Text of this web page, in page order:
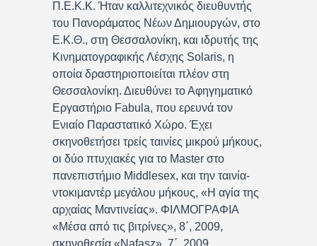
Π.Ε.Κ.Κ. Ήταν καλλιτεχνικός διευθυντής
του Πανοράματος Νέων Δημιουργών, στο
Ε.Κ.Θ., στη Θεσσαλονίκη, και ιδρυτής της
Κινηματογραφικής Λέσχης Solaris, η
οποία δραστηριοποιείται πλέον στη
Θεσσαλονίκη. Διευθύνει το Αφηγηματικό
Εργαστήριο Fabula, που ερευνά τον
Ενιαίο Παραστατικό Χώρο. Έχει
σκηνοθετήσει τρείς ταινίες μικρού μήκους,
οι δύο πτυχιακές για το Master στο
πανεπιστήμιο Middlesex, και την ταινία-
ντοκιμαντέρ μεγάλου μήκους, «Η αγία της
αρχαίας Μαντινείας». ΦΙΛΜΟΓΡΑΦΙΑ
«Μέσα από τις βιτρίνες», 8΄, 2009,
σκηνοθεσία «Nafasz», 7΄, 2009,